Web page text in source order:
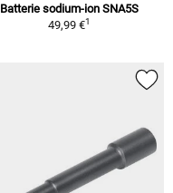
Batterie sodium-ion SNA5S
49,99 €1